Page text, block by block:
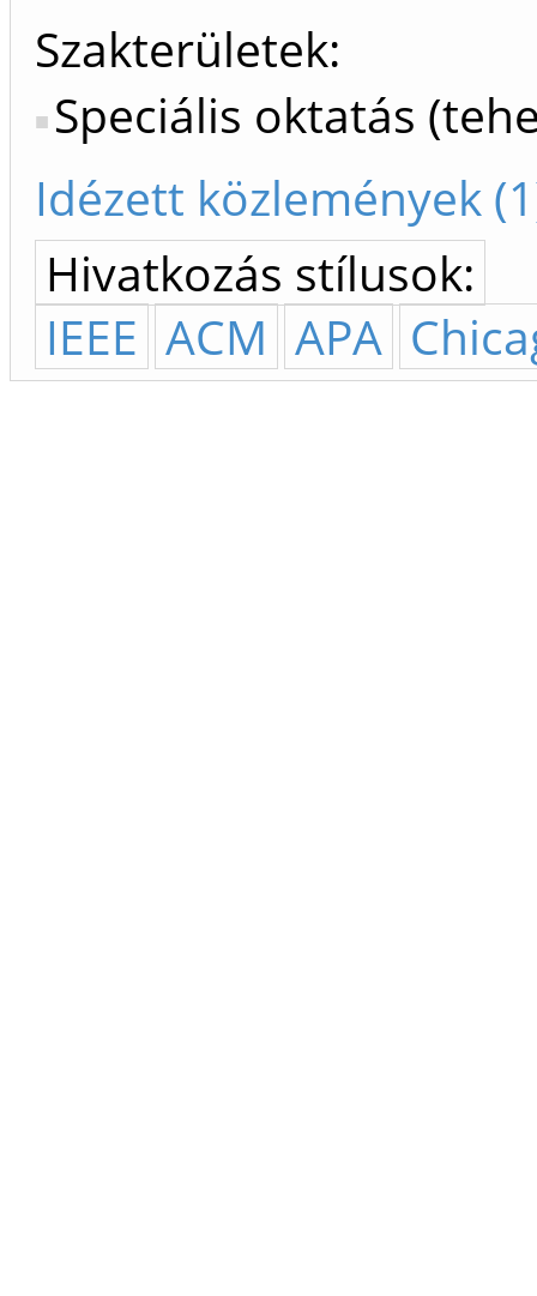
Szakterületek:
Speciális oktatás
Idézett közlemények
Hivatkozás stílusok:
IEEE ACM APA